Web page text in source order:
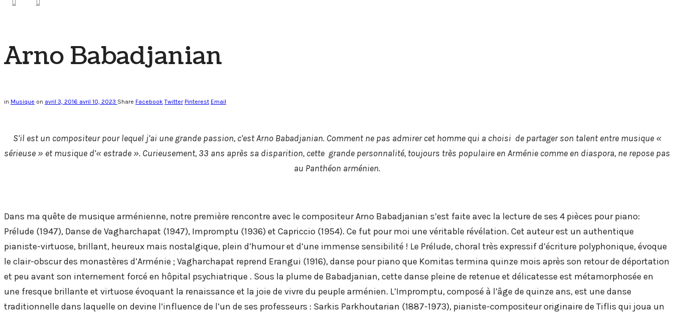
Arno Babadjanian
in Musique on avril 3, 2016 avril 10, 2023 Share Facebook Twitter Pinterest Email
S’il est un compositeur pour lequel j’ai une grande passion, c’estArno Babadjanian. Comment ne pas admirer cet homme qui a choisi de partager son talent entre musique «
sérieuse » et musique d’« estrade ». Curieusement, 33 ans après sa disparition, cette grande personnalité, toujours très populaire en Arménie comme en diaspora, ne repose pas
au Panthéon arménien.
Dans ma quête de musique arménienne, notre première rencontre avec le compositeur Arno Babadjanian s’est faite avec la lecture de ses 4 pièces pour piano:
Prélude (1947), Danse de Vagharchapat (1947), Impromptu (1936) et Capriccio (1954). Ce fut pour moi une véritable révélation. Cet auteur est un authentique
pianiste-virtuose, brillant, heureux mais nostalgique, plein d’humour et d’une immense sensibilité ! Le Prélude, choral très expressif d’écriture polyphonique, évoque
le clair-obscur des monastères d’Arménie ; Vagharchapat reprend Erangui (1916), danse pour piano que Komitas termina quinze mois après son retour de déportation
et peu avant son internement forcé en hôpital psychiatrique . Sous la plume de Babadjanian, cette danse pleine de retenue et délicatesse est métamorphosée en
une fresque brillante et virtuose évoquant la renaissance et la joie de vivre du peuple arménien. L’Impromptu, composé à l’âge de quinze ans, est une danse
traditionnelle dans laquelle on devine l’influence de l’un de ses professeurs : Sarkis Parkhoutarian (1887-1973), pianiste-compositeur originaire de Tiflis qui joua un